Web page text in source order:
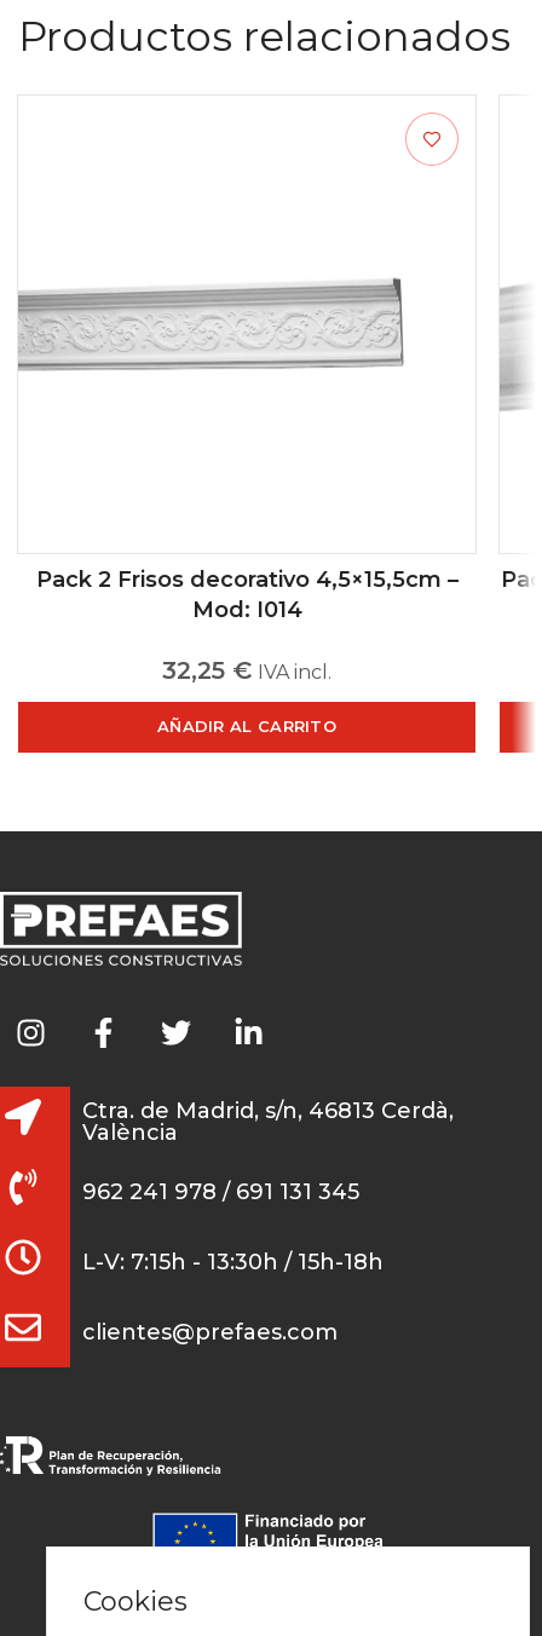
Productos relacionados
Pack 2 Frisos decorativo 4,5×15,5cm –
Mod: I014
32,25 € IVA incl.
AÑADIR AL CARRITO
Ctra. de Madrid, s/n, 46813 Cerdà,
València
962 241 978 / 691 131 345
L-V: 7:15h - 13:30h / 15h-18h
clientes@prefaes.com
Cookies